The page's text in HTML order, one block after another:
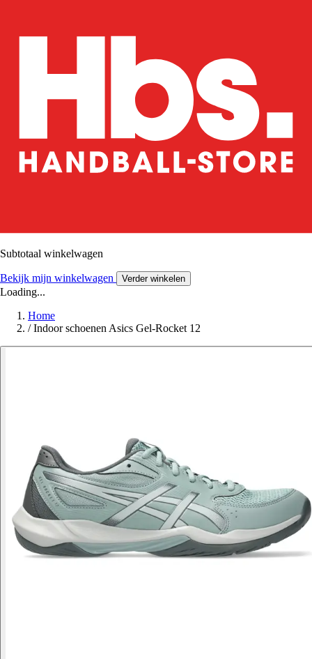
Subtotaal winkelwagen
Bekijk mijn winkelwagen Verder winkelen
Loading...
Home
/ Indoor schoenen Asics Gel-Rocket 12